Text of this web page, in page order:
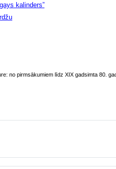
kalinders”
no pirmsākumiem līdz XIX gadsimta 80.
– pirmā latgaliešu avīze